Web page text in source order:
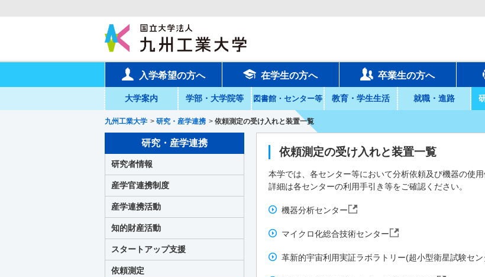
入学希望の方へ 在学生の方へ 卒業生の方へ
大学案内 学部・大学院等 図書館・センター等 教育・学生生活 就職・進路
九州工業大学 > 研究・産学連携 > 依頼測定の受け入れと装置一覧
依頼測定の受け入れと装置一覧
本学では、各センター等において分析依頼及び機器の使用
詳細は各センターの利用手引き等をご確認ください。
機器分析センター
マイクロ化総合技術センター
革新的宇宙利用実証ラボラトリー(超小型衛星試験セン
研究・産学連携
研究者情報
産学官連携制度
産学連携活動
知的財産活動
スタートアップ支援
依頼測定